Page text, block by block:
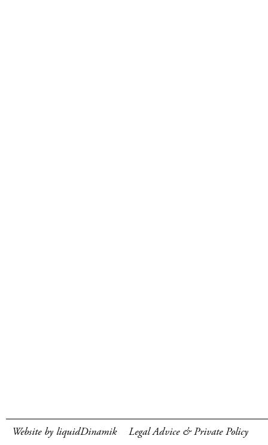
Website by liquidDinamik Legal Advice & Private Policy